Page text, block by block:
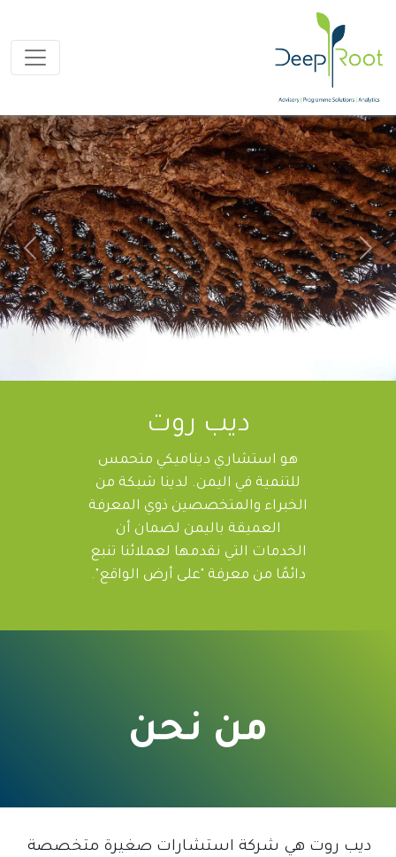
Previous
Next
ديب روت
هو استشاري ديناميكي متحمس
للتنمية في اليمن. لدينا شبكة من
الخبراء والمتخصصين ذوي المعرفة
العميقة باليمن لضمان أن
الخدمات التي نقدمها لعملائنا تنبع
دائمًا من معرفة "على أرض الواقع".
من نحن
ديب روت هي شركة استشارات صغيرة متخصصة